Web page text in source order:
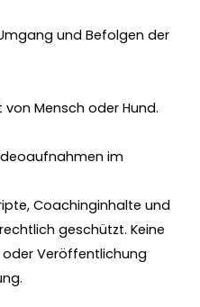
und Befolgen der
Mensch oder Hund.
im
Coachinginhalte und
geschützt. Keine
Veröffentlichung